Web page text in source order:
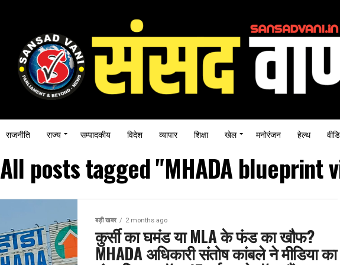
राजनीति राज्य सम्पादकीय विदेश व्यापार शिक्षा खेल मनोरंजन हेल्थ
All posts tagged "MHADA blueprint
बड़ी खबर 2 months ago
कुर्सी का घमंड या MLA के फंड का खौफ?
MHADA अधिकारी संतोष कांबले ने मीडिया का